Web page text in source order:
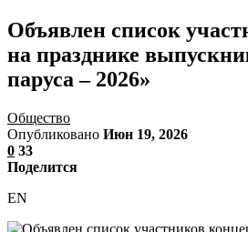
Объявлен список
на празднике
паруса – 2026»
Общество
Опубликовано Июн 19, 2026
0 33
Поделится
EN